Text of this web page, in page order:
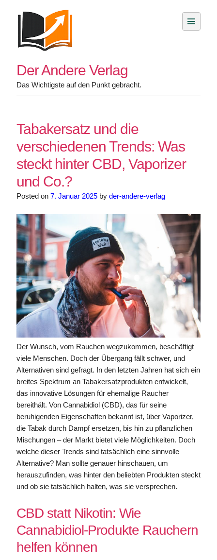
Der Andere Verlag
Das Wichtigste auf den Punkt gebracht.
Tabakersatz und die
verschiedenen Trends: Was
steckt hinter CBD, Vaporizer
und Co.?
Posted on 7. Januar 2025by der-andere-verlag
Der Wunsch, vom Rauchen wegzukommen, beschäftigt
viele Menschen. Doch der Übergang fällt schwer, und
Alternativen sind gefragt. In den letzten Jahren hat sich ein
breites Spektrum an Tabakersatzprodukten entwickelt,
das innovative Lösungen für ehemalige Raucher
bereithält. Von Cannabidiol (CBD), das für seine
beruhigenden Eigenschaften bekannt ist, über Vaporizer,
die Tabak durch Dampf ersetzen, bis hin zu pflanzlichen
Mischungen – der Markt bietet viele Möglichkeiten. Doch
welche dieser Trends sind tatsächlich eine sinnvolle
Alternative? Man sollte genauer hinschauen, um
herauszufinden, was hinter den beliebten Produkten steckt
und ob sie tatsächlich halten, was sie versprechen.
CBD statt Nikotin: Wie
Cannabidiol-Produkte Rauchern
helfen können